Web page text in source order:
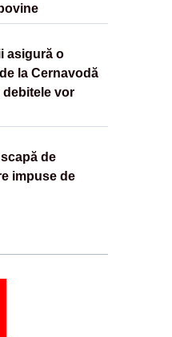
asigură o
la Cernavodă
debitele vor
de
impuse de